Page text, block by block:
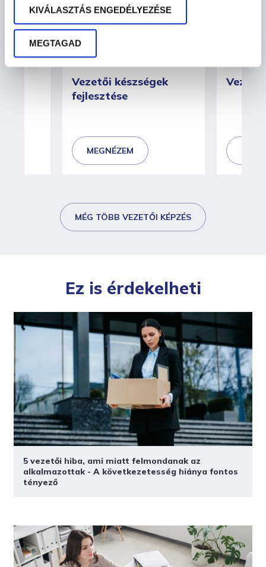
KIVÁLASZTÁS ENGEDÉLYEZÉSE
MEGTAGAD
Vezetői készségek
fejlesztése
MEGNÉZEM
MÉG TÖBB VEZETŐI KÉPZÉS
Ez is érdekelheti
5 vezetői hiba, ami miatt felmondanak az
alkalmazottak - A következetesség hiánya fontos
tényező